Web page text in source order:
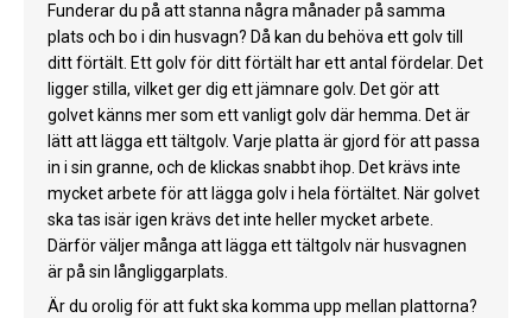
Funderar du på att stanna några månader på samma
plats och bo i din husvagn? Då kan du behöva ett golv till
ditt förtält. Ett golv för ditt förtält har ett antal fördelar. Det
ligger stilla, vilket ger dig ett jämnare golv. Det gör att
golvet känns mer som ett vanligt golv där hemma. Det är
lätt att lägga ett tältgolv. Varje platta är gjord för att passa
in i sin granne, och de klickas snabbt ihop. Det krävs inte
mycket arbete för att lägga golv i hela förtältet. När golvet
ska tas isär igen krävs det inte heller mycket arbete.
Därför väljer många att lägga ett tältgolv när husvagnen
är på sin långliggarplats.
Är du orolig för att fukt ska komma upp mellan plattorna?